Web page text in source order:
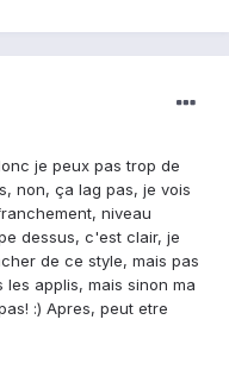
je peux pas trop de
non, ça lag pas, je vois
niveau
dessus, c'est clair, je
de ce style, mais pas
applis, mais sinon ma
:) Apres, peut etre